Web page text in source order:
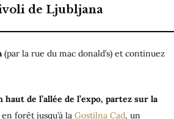
de Ljubljana
(par la rue du mac donald’s) et continuez
de l’allée de l’expo, partez sur la
forêt jusqu’à la Gostilna Cad, un